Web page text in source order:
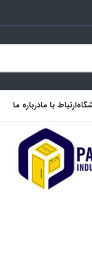
ارتباط با مادرباره ما